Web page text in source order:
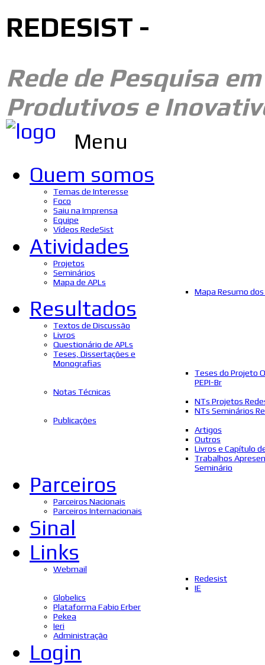
REDESIST -
Rede de Pesquisa
Produtivos e
Menu
Quem somos
Temas de Interesse
Foco
Saiu na Imprensa
Equipe
Vídeos RedeSist
Atividades
Projetos
Seminários
Mapa de APLs
Mapa Resumo dos
Resultados
Textos de Discussão
Livros
Questionário de APLs
Teses, Dissertações e
Monografias
Teses do Projeto
PEPI-Br
Notas Técnicas
NTs Projetos
NTs Seminários
Publicações
Artigos
Outros
Livros e Capítulo
Trabalhos
Seminário
Parceiros
Parceiros Nacionais
Parceiros Internacionais
Sinal
Links
Webmail
Redesist
IE
Globelics
Plataforma Fabio Erber
Pekea
Ieri
Administração
Login